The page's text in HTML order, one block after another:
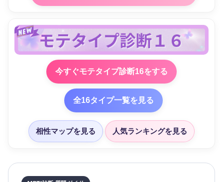
今すぐモテタイプ診断16をする
全16タイプ一覧を見る
相性マップを見る 人気ランキングを見る